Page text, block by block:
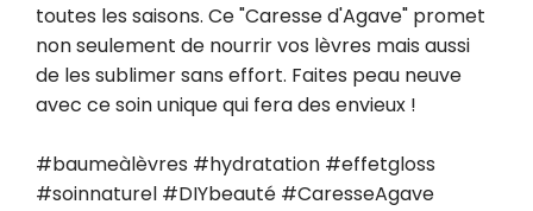
toutes les saisons. Ce "Caresse d'Agave" promet
non seulement de nourrir vos lèvres mais aussi
de les sublimer sans effort. Faites peau neuve
avec ce soin unique qui fera des envieux !
#baumeàlèvres #hydratation #effetgloss
#soinnaturel #DIYbeauté #CaresseAgave